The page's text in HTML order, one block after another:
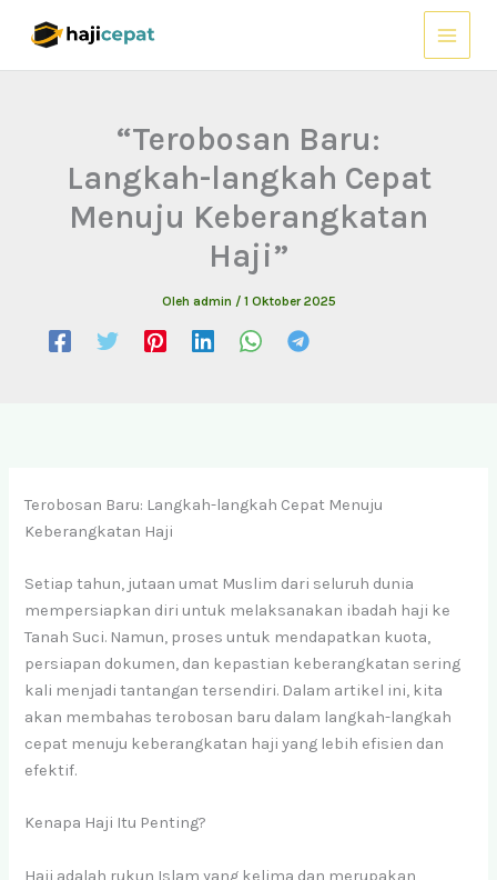
“Terobosan Baru:
Langkah-langkah Cepat
Menuju Keberangkatan
Haji”
Oleh admin / 1 Oktober 2025
Terobosan Baru: Langkah-langkah Cepat Menuju
Keberangkatan Haji
Setiap tahun, jutaan umat Muslim dari seluruh dunia
mempersiapkan diri untuk melaksanakan ibadah haji ke
Tanah Suci. Namun, proses untuk mendapatkan kuota,
persiapan dokumen, dan kepastian keberangkatan sering
kali menjadi tantangan tersendiri. Dalam artikel ini, kita
akan membahas terobosan baru dalam langkah-langkah
cepat menuju keberangkatan haji yang lebih efisien dan
efektif.
Kenapa Haji Itu Penting?
Haji adalah rukun Islam yang kelima dan merupakan